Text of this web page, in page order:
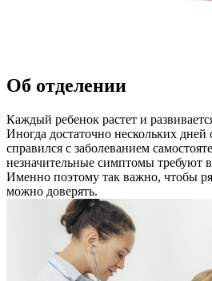
Об отделении
Каждый ребенок растет и
Иногда достаточно нескольких
справился с заболеванием
незначительные симптомы требуют
Именно поэтому так важно, чтобы
можно доверять.